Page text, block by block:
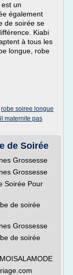
un
également
de soirée se
Kiabi
à tous les
longue, robe
robe soiree longue
maternite pas
de Soirée
Grossesse
Grossesse
Soirée Pour
de soirée
Grossesse
de soirée